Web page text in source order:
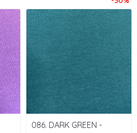
086. DARK GREEN -